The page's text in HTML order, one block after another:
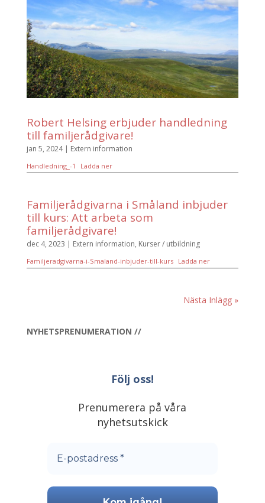
Robert Helsing erbjuder handledning
till familjerådgivare!
jan 5, 2024| Extern information
Handledning_-1 Ladda ner
Familjerådgivarna i Småland inbjuder
till kurs: Att arbeta som
familjerådgivare!
dec 4, 2023 | Extern information, Kurser / utbildning
Familjeradgivarna-i-Smaland-inbjuder-till-kurs Ladda ner
Nästa Inlägg »
NYHETSPRENUMERATION //
Följ oss!
Prenumerera på våra
nyhetsutskick